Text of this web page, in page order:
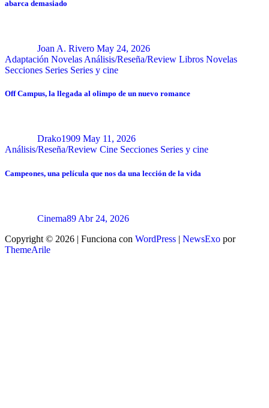
abarca demasiado
Joan A. Rivero May 24, 2026
Adaptación Novelas Análisis/Reseña/Review Libros Novelas
Secciones Series Series y cine
Off Campus, la llegada al olimpo de un nuevo romance
Drako1909 May 11, 2026
Análisis/Reseña/Review Cine Secciones Series y cine
Campeones, una película que nos da una lección de la vida
Cinema89 Abr 24, 2026
Copyright © 2026 | Funciona con WordPress | NewsExo por
ThemeArile